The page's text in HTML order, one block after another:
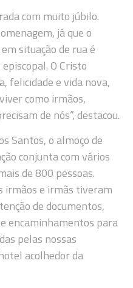
com muito júbilo.
já que o
situação de rua é
O Cristo
felicidade e vida nova,
como irmãos,
de nós”, destacou.
Santos, o almoço de
conjunta com vários
de 800 pessoas.
irmãos e irmãs tiveram
de documentos,
encaminhamentos para
pelas nossas
acolhedor da